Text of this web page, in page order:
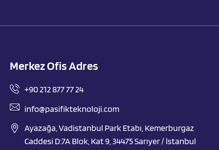
Merkez Ofis Adres
+90 212 877 77 24
info@pasifikteknoloji.com
Ayazağa, Vadistanbul Park Etabı, Kemerburgaz
Caddesi D:7A Blok, Kat 9, 34475 Sarıyer / İstanbul